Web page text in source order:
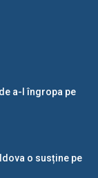
a-l îngropa pe
o susține pe